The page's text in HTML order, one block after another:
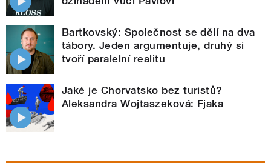
Bartkovský: Společnost se dělí na dva
tábory. Jeden argumentuje, druhý si
tvoří paralelní realitu
Jaké je Chorvatsko bez turistů?
Aleksandra Wojtaszeková: Fjaka